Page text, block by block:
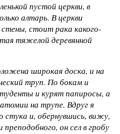
пустой церкви, в
алтарь. В церкви
стоит рака какого-
тяжелой деревянной
широкая доска, и на
труп. По бокам и
и курят папиросы, а
на трупе. Вдруг я
стука и, обернувшись, вижу,
он сел в гробу